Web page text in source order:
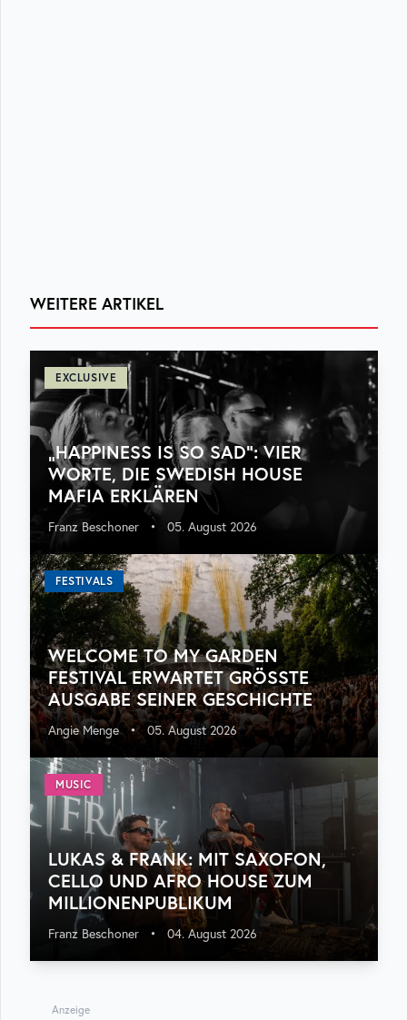
WEITERE ARTIKEL
EXCLUSIVE
„HAPPINESS IS SO SAD“: VIER
WORTE, DIE SWEDISH HOUSE
MAFIA ERKLÄREN
Franz Beschoner • 05. August 2026
FESTIVALS
WELCOME TO MY GARDEN
FESTIVAL ERWARTET GRÖSSTE A
USGABE SEINER GESCHICHTE
Angie Menge • 05. August 2026
MUSIC
LUKAS & FRANK: MIT SAXOFON,
CELLO UND AFRO HOUSE ZUM
MILLIONENPUBLIKUM
Franz Beschoner • 04. August 2026
Anzeige